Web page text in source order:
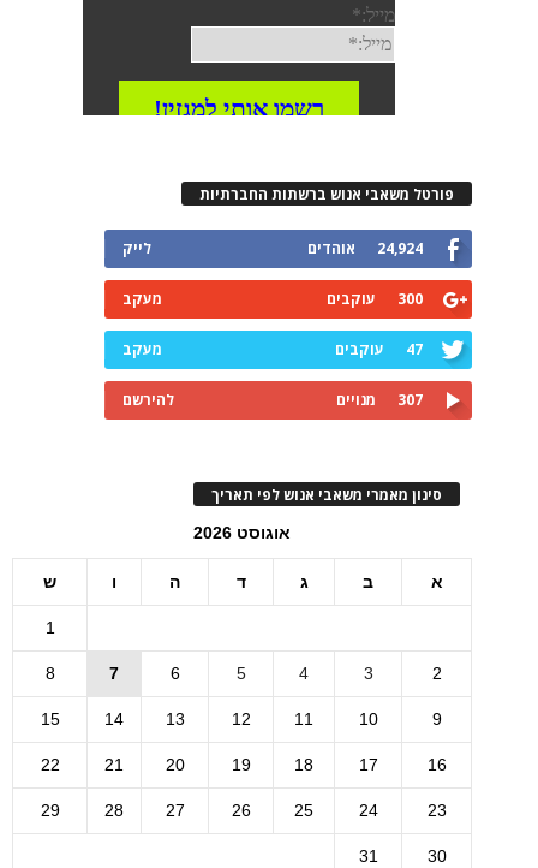
פורטל משאבי אנוש ברשתות החברתיות
24,924 אוהדים לייק
300 עוקבים מעקב
47 עוקבים מעקב
307 מנויים להירשם
סינון מאמרי משאבי אנוש לפי תאריך
אוגוסט 2026
א ב ג ד ה ו ש
1
2
3
4
5
6
7
8
9
10
11
12
13
14
15
16
17
18
19
20
21
22
23
24
25
26
27
28
29
30
31